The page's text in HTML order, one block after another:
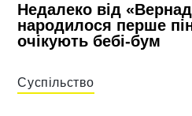
Недалеко від
народилося перше
очікують бебі-бум
Суспільство